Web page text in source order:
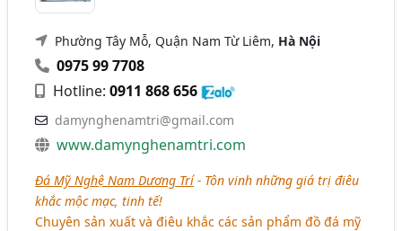
Phường Tây Mỗ, Quận Nam Từ Liêm, Hà Nội
0975 99 7708
Hotline:0911 868 656
damynghenamtri@gmail.com
www.damynghenamtri.com
Đá Mỹ Nghệ Nam Dương Trí- Tôn vinh những giá trị điêu
khắc mộc mạc, tinh tế!
Chuyên sản xuất và điêu khắc các sản phẩm đồ đá mỹ